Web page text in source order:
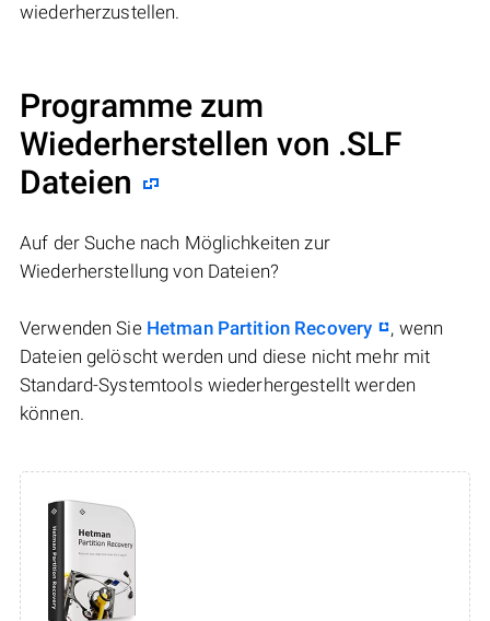
wiederherzustellen.
Programme zum
Wiederherstellen von .SLF
Dateien
Auf der Suche nach Möglichkeiten zur
Wiederherstellung von Dateien?
Verwenden Sie Hetman Partition Recovery
, wenn
Dateien gelöscht werden und diese nicht mehr mit
Standard-Systemtools wiederhergestellt werden
können.